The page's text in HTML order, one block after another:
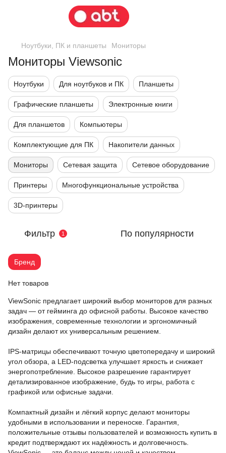
Ноутбуки, ПК и планшеты Мониторы
Мониторы Viewsonic
Ноутбуки Для ноутбуков и ПК Планшеты
Графические планшеты Электронные книги
Для планшетов Компьютеры
Комплектующие для ПК Накопители данных
Мониторы Сетевая защита Сетевое оборудование
Принтеры Многофункциональные устройства
3D-принтеры
Фильтр 1 По популярности
Бренд
Нет товаров
ViewSonic предлагает широкий выбор мониторов для разных
задач — от гейминга до офисной работы. Высокое качество
изображения, современные технологии и эргономичный
дизайн делают их универсальным решением.
IPS-матрицы обеспечивают точную цветопередачу и широкий
угол обзора, а LED-подсветка улучшает яркость и снижает
энергопотребление. Высокое разрешение гарантирует
детализированное изображение, будь то игры, работа с
графикой или офисные задачи.
Компактный дизайн и лёгкий корпус делают мониторы
удобными в использовании и переноске. Гарантия,
положительные отзывы пользователей и возможность купить в
кредит подтверждают их надёжность и долговечность.